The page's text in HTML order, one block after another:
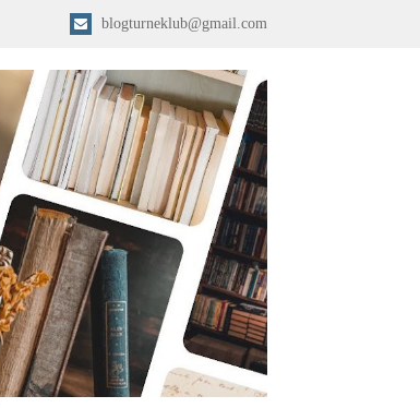
blogturneklub@gmail.com